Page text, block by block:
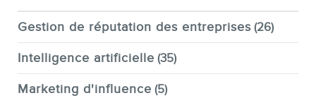
Gestion de réputation des entreprises (26)
Intelligence artificielle (35)
Marketing d'influence (5)